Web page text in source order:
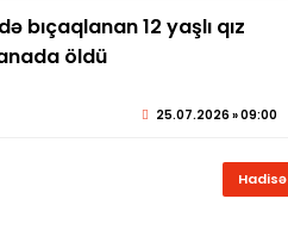
© sabirabadxeber.az
bıçaqlanan 12 yaşlı qız
öldü
25.07.2026 » 09:00
Hadisə